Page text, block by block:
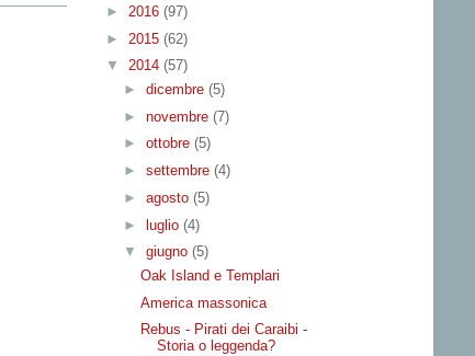
► 2016 (97)
► 2015 (62)
▼ 2014 (57)
► dicembre (5)
► novembre (7)
► ottobre (5)
► settembre (4)
► agosto (5)
► luglio (4)
▼ giugno (5)
Oak Island e Templari
America massonica
Rebus - Pirati dei Caraibi -
Storia o leggenda?